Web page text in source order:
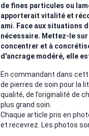
de fines particules ou
apporterait vitalité et
ami. Face aux situations
nécessaire. Mettez-le
concentrer et à
d'ancrage modéré, elle
En commandant dans
de pierres de soin pour la
qualité, de l’originalité de
plus grand soin.
Chaque article pris en
et recevrez. Les photos